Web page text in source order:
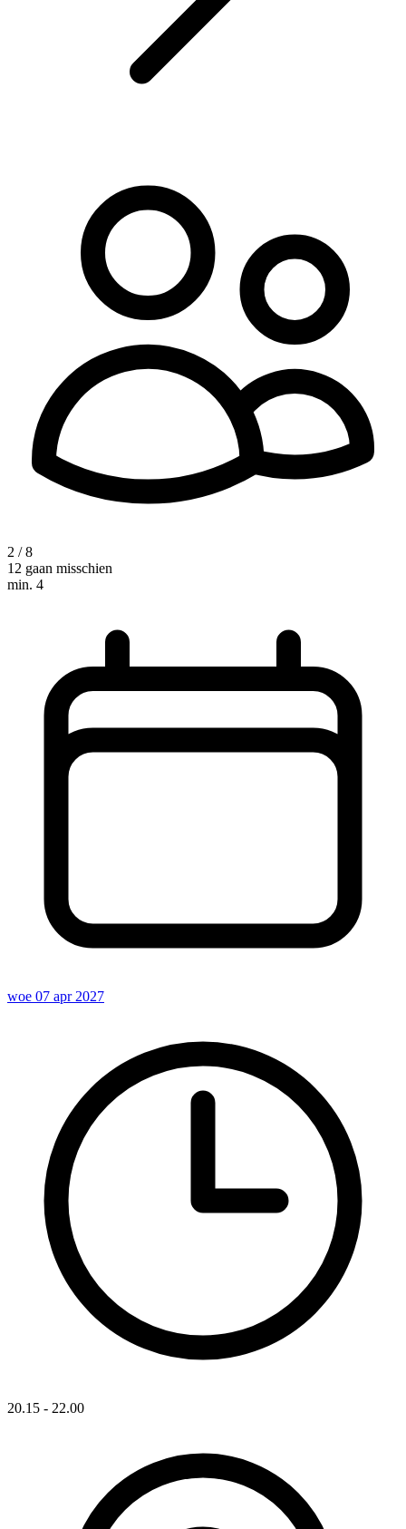
2 / 8
12 gaan misschien
min. 4
woe 07 apr 2027
20.15 - 22.00